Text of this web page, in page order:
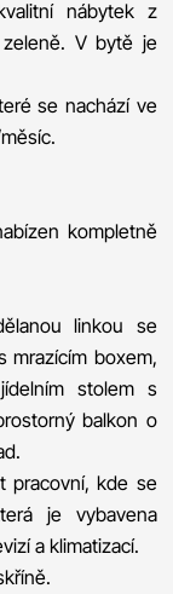
nábytek z
V bytě je
se nachází ve
kompletně
linkou se
mrazícím boxem,
stolem s
balkon o
pracovní, kde se
je vybavena
a klimatizací.